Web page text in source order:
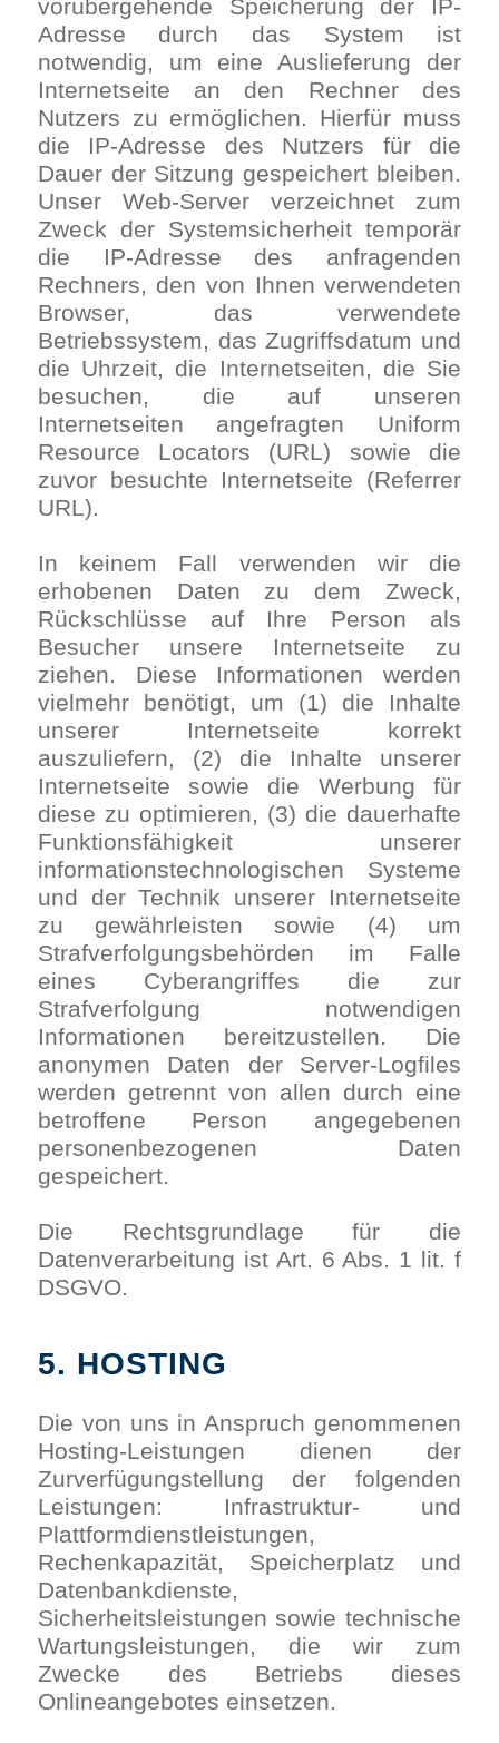
vorübergehende Speicherung der IP-
Adresse durch das System ist
notwendig, um eine Auslieferung der
Internetseite an den Rechner des
Nutzers zu ermöglichen. Hierfür muss
die IP-Adresse des Nutzers für die
Dauer der Sitzung gespeichert bleiben.
Unser Web-Server verzeichnet zum
Zweck der Systemsicherheit temporär
die IP-Adresse des anfragenden
Rechners, den von Ihnen verwendeten
Browser, das verwendete
Betriebssystem, das Zugriffsdatum und
die Uhrzeit, die Internetseiten, die Sie
besuchen, die auf unseren
Internetseiten angefragten Uniform
Resource Locators (URL) sowie die
zuvor besuchte Internetseite (Referrer
URL).
In keinem Fall verwenden wir die
erhobenen Daten zu dem Zweck,
Rückschlüsse auf Ihre Person als
Besucher unsere Internetseite zu
ziehen. Diese Informationen werden
vielmehr benötigt, um (1) die Inhalte
unserer Internetseite korrekt
auszuliefern, (2) die Inhalte unserer
Internetseite sowie die Werbung für
diese zu optimieren, (3) die dauerhafte
Funktionsfähigkeit unserer
informationstechnologischen Systeme
und der Technik unserer Internetseite
zu gewährleisten sowie (4) um
Strafverfolgungsbehörden im Falle
eines Cyberangriffes die zur
Strafverfolgung notwendigen
Informationen bereitzustellen. Die
anonymen Daten der Server-Logfiles
werden getrennt von allen durch eine
betroffene Person angegebenen
personenbezogenen Daten
gespeichert.
Die Rechtsgrundlage für die
Datenverarbeitung ist Art. 6 Abs. 1 lit. f
DSGVO.
5. HOSTING
Die von uns in Anspruch genommenen
Hosting-Leistungen dienen der
Zurverfügungstellung der folgenden
Leistungen: Infrastruktur- und
Plattformdienstleistungen,
Rechenkapazität, Speicherplatz und
Datenbankdienste,
Sicherheitsleistungen sowie technische
Wartungsleistungen, die wir zum
Zwecke des Betriebs dieses
Onlineangebotes einsetzen.